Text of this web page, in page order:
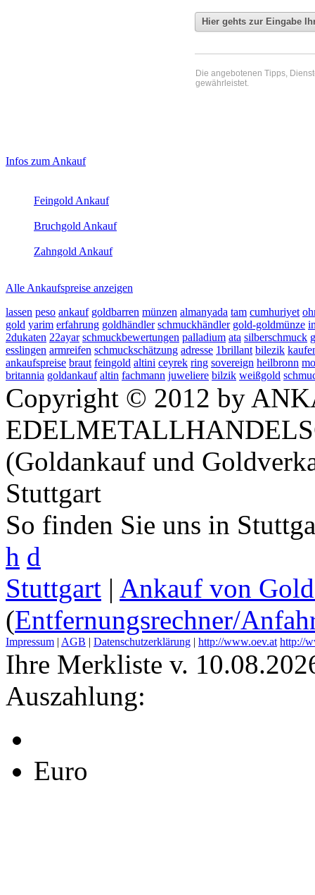
Die angebotenen Tipps,
gewährleistet.
Sidebar
Infos zum Ankauf
Feingold Ankauf
Bruchgold Ankauf
Zahngold Ankauf
Alle Ankaufspreise anzeigen
lassen peso ankauf goldbarren münzen almanyada tam cumhuriyet
gold yarim erfahrung goldhändler schmuckhändler gold-goldmünze
2dukaten 22ayar schmuckbewertungen palladium ata silberschmuck
esslingen armreifen schmuckschätzung adresse 1brillant bilezik
ankaufspreise braut feingold altini ceyrek ring sovereign heilbronn
britannia goldankauf altin fachmann juweliere bilzik weißgold
Copyright © 2012 by
(Goldankauf und
Stuttgart
So finden Sie uns in
h d
Stuttgart | Ankauf von
(Entfernungsrechner/
Impressum | AGB | Datenschutzerklärung | http://www.oev.at http://
Ihre Merkliste v.
Auszahlung:
Euro